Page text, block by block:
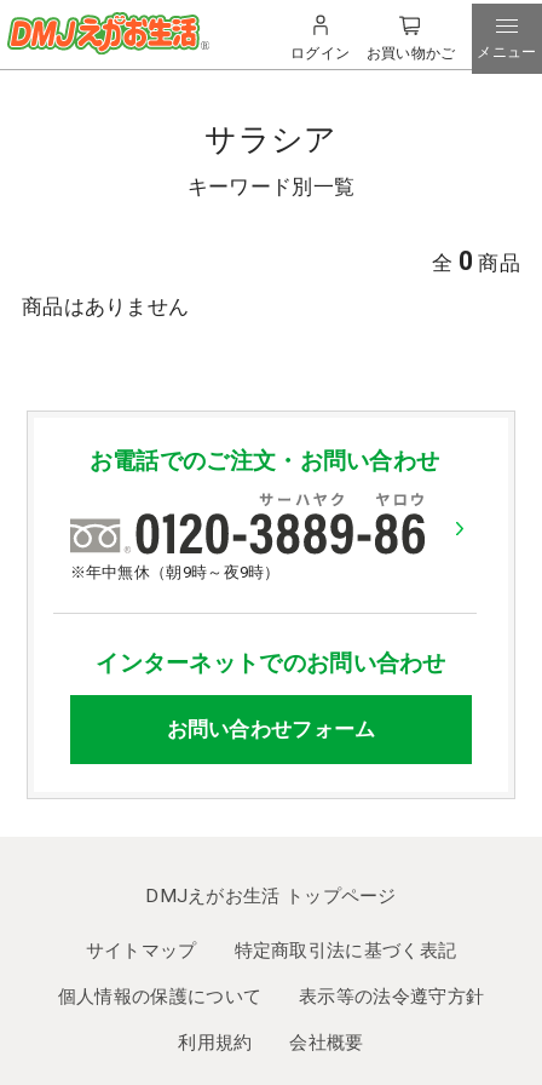
ログイン お買い物かご メニュー
サラシア
キーワード別一覧
全 0 商品
商品はありません
お電話でのご注文・お問い合わせ
※年中無休（朝9時～夜9時）
インターネットでのお問い合わせ
お問い合わせフォーム
DMJえがお生活 トップページ
サイトマップ 特定商取引法に基づく表記
個人情報の保護について 表示等の法令遵守方針
利用規約 会社概要